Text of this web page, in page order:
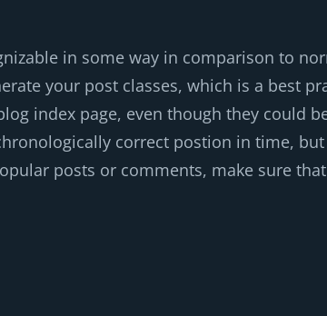
in some way in comparison to
your post classes, which is a best
index page, even though they could
correct postion in time,
posts or comments, make sure